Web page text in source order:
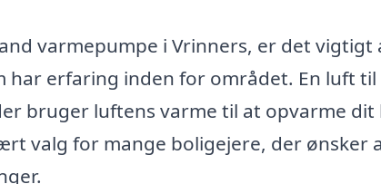
varmepumpe i Vrinners, er det vigtigt
erfaring inden for området. En luft til
bruger luftens varme til at opvarme dit
valg for mange boligejere, der ønsker